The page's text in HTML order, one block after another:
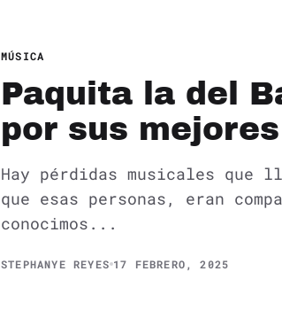
MÚSICA
Paquita la del
por sus
Hay pérdidas musicales que
que esas personas, eran
conocimos...
STEPHANYE REYES 17 FEBRERO, 2025